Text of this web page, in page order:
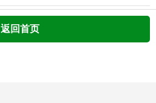
返回首页